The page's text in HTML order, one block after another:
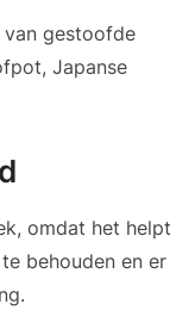
gestoofde
Japanse
omdat het helpt
behouden en er